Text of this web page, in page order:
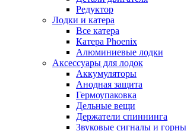
Редуктор
Лодки и катера
Все катера
Катера Phoenix
Алюминиевые лодки
Аксессуары для лодок
Аккумуляторы
Анодная защита
Гермоупаковка
Дельные вещи
Держатели спиннинга
Звуковые сигналы и горны